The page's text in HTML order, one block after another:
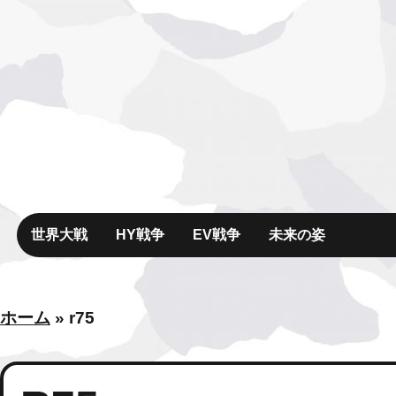
世界大戦 HY戦争 EV戦争 未来の姿
ホーム » r75